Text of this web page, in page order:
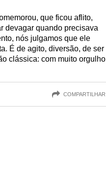
que ficou aflito,
devagar quando precisava
nós julgamos que ele
É de agito, diversão, de ser
clássica: com muito orgulho
COMPARTILHAR